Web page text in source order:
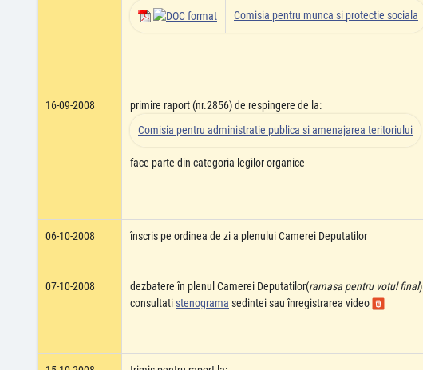
Comisia pentru munca si protectie sociala
16-09-2008
primire raport (nr.2856) de respingere de la:
Comisia pentru administratie publica si amenajarea teritoriului
face parte din categoria legilor organice
06-10-2008 înscris pe ordinea de zi a plenului Camerei Deputatilor
07-10-2008 dezbatere în plenul Camerei Deputatilor(ramasa pentru votul final)
consultatistenograma sedintei sau înregistrarea video